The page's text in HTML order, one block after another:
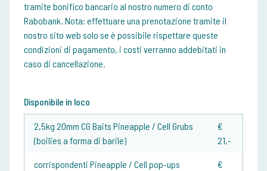
tramite bonifico bancario al nostro numero di conto
Rabobank. Nota: effettuare una prenotazione tramite il
nostro sito web solo se è possibile rispettare queste
condizioni di pagamento, i costi verranno addebitati in
caso di cancellazione.
Disponibile in loco
2,5kg 20mm CG Baits Pineapple / Cell Grubs
(boilies a forma di barile)
€
21,-
corrispondenti Pineapple / Cell pop-ups
€